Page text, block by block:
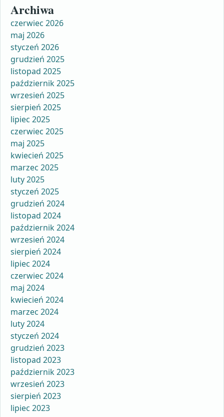
Archiwa
czerwiec 2026
maj 2026
styczeń 2026
grudzień 2025
listopad 2025
październik 2025
wrzesień 2025
sierpień 2025
lipiec 2025
czerwiec 2025
maj 2025
kwiecień 2025
marzec 2025
luty 2025
styczeń 2025
grudzień 2024
listopad 2024
październik 2024
wrzesień 2024
sierpień 2024
lipiec 2024
czerwiec 2024
maj 2024
kwiecień 2024
marzec 2024
luty 2024
styczeń 2024
grudzień 2023
listopad 2023
październik 2023
wrzesień 2023
sierpień 2023
lipiec 2023